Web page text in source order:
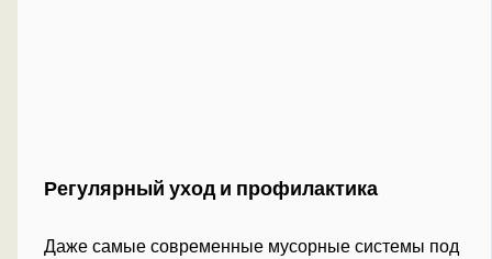
Регулярный уход и профилактика
Даже самые современные мусорные системы под